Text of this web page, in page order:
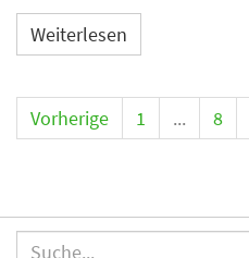
Weiterlesen
Vorherige 1 ... 8